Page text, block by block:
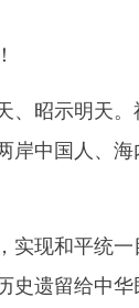
昭示明天。
岸中国人、
现和平统一
史遗留给中